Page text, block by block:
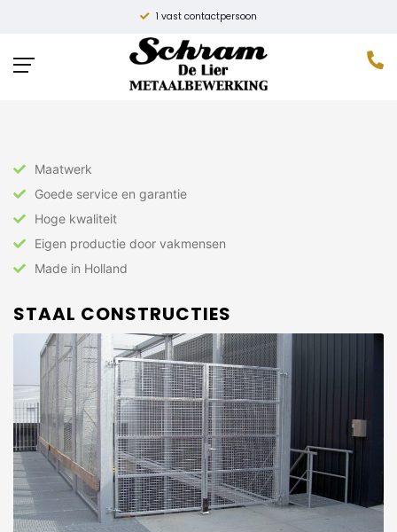
1 vast contactpersoon
» Staal constructies
Maatwerk
Goede service en garantie
Hoge kwaliteit
Eigen productie door vakmensen
Made in Holland
STAAL CONSTRUCTIES